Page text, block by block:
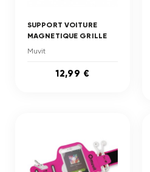
SUPPORT VOITURE
MAGNETIQUE GRILLE
Muvit
12,99 €